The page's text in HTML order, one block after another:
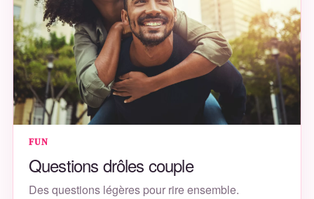
FUN
Questions drôles couple
Des questions légères pour rire ensemble.